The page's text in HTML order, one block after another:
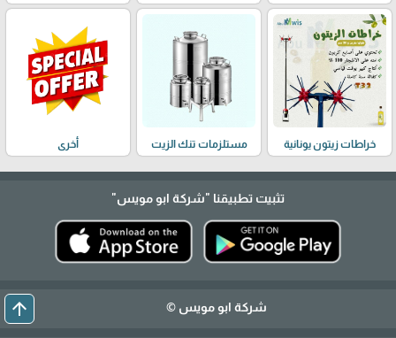
خراطات زيتون يونانية مستلزمات تنك الزيت أخرى
تثبيت تطبيقنا "شركة ابو مويس"
شركة ابو مويس © arrow_upward